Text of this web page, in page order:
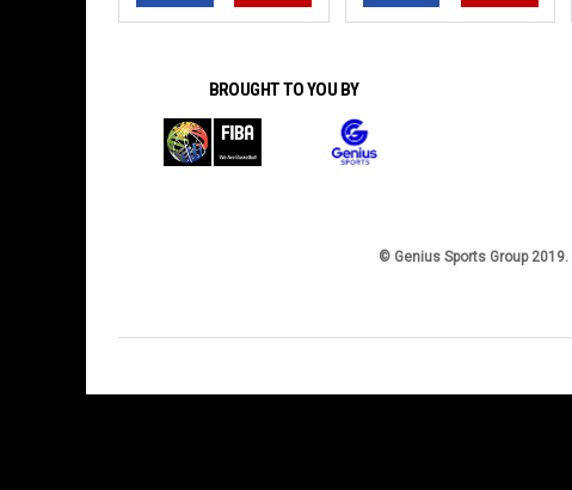
BROUGHT TO YOU BY
© Genius Sports Group 2019.